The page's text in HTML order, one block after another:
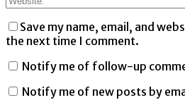
Save my name, email, and
the next time I comment.
Notify me of follow-up
Notify me of new posts by